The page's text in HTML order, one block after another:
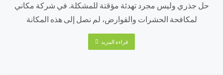
حل جذري وليس مجرد تهدئة مؤقتة للمشكلة. في شركة مكاني
لمكافحة الحشرات والقوارض، لم نصل إلى هذه المكانة
قراءة المزيد